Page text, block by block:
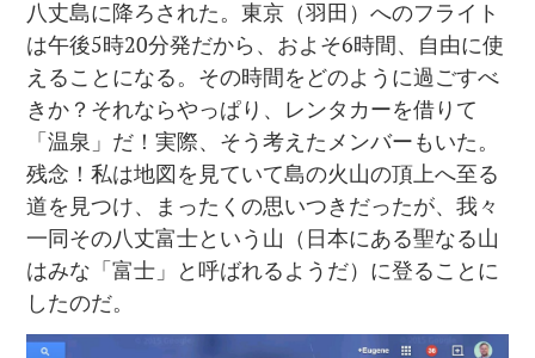
八丈島に降ろされた。東京（羽田）へのフライト
は午後5時20分発だから、およそ6時間、自由に使
えることになる。その時間をどのように過ごすべ
きか？それならやっぱり、レンタカーを借りて
「温泉」だ！実際、そう考えたメンバーもいた。
残念！私は地図を見ていて島の火山の頂上へ至る
道を見つけ、まったくの思いつきだったが、我々
一同その八丈富士という山（日本にある聖なる山
はみな「富士」と呼ばれるようだ）に登ることに
したのだ。